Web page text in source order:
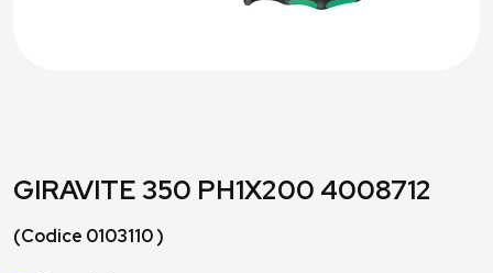
GIRAVITE 350 PH1X200 4008712
(Codice 0103110 )